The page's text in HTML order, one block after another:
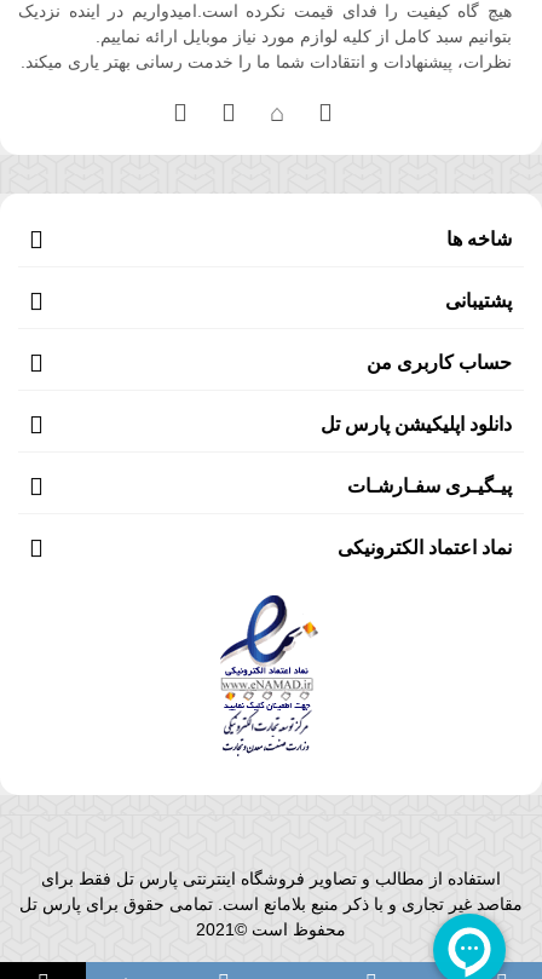
هیچ گاه کیفیت را فدای قیمت نکرده است.امیدواریم در اینده نزدیک
بتوانیم سبد کامل از کلیه لوازم مورد نیاز موبایل ارائه نماییم.
نظرات، پیشنهادات و انتقادات شما ما را خدمت رسانی بهتر یاری میکند.
شاخه ها
پشتیبانی
حساب کاربری من
دانلود اپلیکیشن پارس تل
پیـگیـری سفـارشـات
نماد اعتماد الکترونیکی
استفاده از مطالب و تصاویر فروشگاه اینترنتی پارس تل فقط برای
مقاصد غیر تجاری و با ذکر منبع بلامانع است. تمامی حقوق برای پارس تل
محفوظ است ©2021